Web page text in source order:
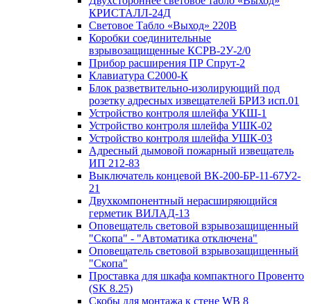
КРИСТАЛЛ-24Д
Световое Табло «Выход» 220В
Коробки соединительные
взрывозащищенные КСРВ-2У-2/0
Прибор расширения ПР Спрут-2
Клавиатура С2000-К
Блок разветвительно-изолирующий под
розетку адресных извещателей БРИЗ исп.01
Устройство контроля шлейфа УКШ-1
Устройство контроля шлейфа УШК-02
Устройство контроля шлейфа УШК-03
Адресный дымовой пожарный извещатель
ИП 212-83
Выключатель концевой ВК-200-БР-11-67У2-
21
Двухкомпонентный нерасширяющийся
герметик ВИЛАД-13
Оповещатель световой взрывозащищенный
"Скопа" - "Автоматика отключена"
Оповещатель световой взрывозащищенный
"Скопа"
Проставка для шкафа компактного Провенто
(SK 8.25)
Скобы для монтажа к стене WB 8